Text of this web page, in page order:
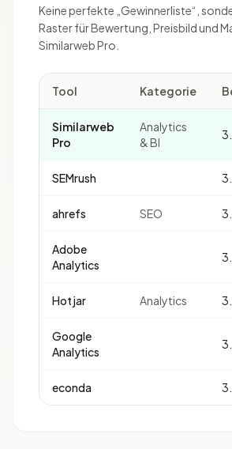
Keine perfekte „Gewinnerliste“,
Raster für Bewertung, Preisbild und
Similarweb Pro.
Tool Kategorie
Similarweb
Pro
Analytics
& BI
SEMrush
ahrefs SEO
Adobe
Analytics
Hotjar Analytics
Google
Analytics
econda